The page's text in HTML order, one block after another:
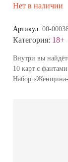
Нет в наличии
Артикул:00-
Категория: 18+
Внутри вы
10 карт с
Набор